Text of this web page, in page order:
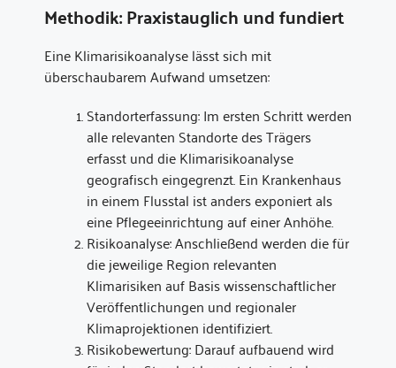
Methodik: Praxistauglich und fundiert
Eine Klimarisikoanalyse lässt sich mit
überschaubarem Aufwand umsetzen:
Standorterfassung: Im ersten Schritt werden
alle relevanten Standorte des Trägers
erfasst und die Klimarisikoanalyse
geografisch eingegrenzt. Ein Krankenhaus
in einem Flusstal ist anders exponiert als
eine Pflegeeinrichtung auf einer Anhöhe.
Risikoanalyse: Anschließend werden die für
die jeweilige Region relevanten
Klimarisiken auf Basis wissenschaftlicher
Veröffentlichungen und regionaler
Klimaprojektionen identifiziert.
Risikobewertung: Darauf aufbauend wird